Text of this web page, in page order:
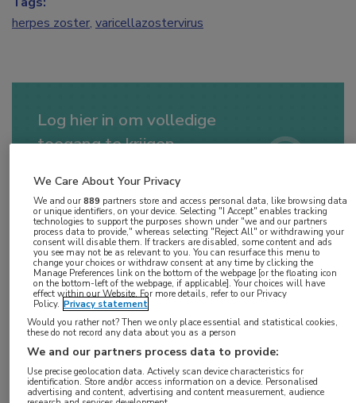
Log hier in om volledige
toegang te krijgen.
Login ofAccount maken
Opwoensdag 2 juli 2025heeft deze
uitzending live plaats gevonden. Uitzending
gemist? U kunt de webcast nu on demand
herpes zoster, varicellazostervirus
We Care About Your Privacy
We and our889 partners store and access personal data, like browsing data
or unique identifiers, on your device. Selecting "I Accept" enables tracking
technologies to support the purposes shown under "we and our partners
process data to provide," whereas selecting "Reject All" or withdrawing your
consent will disable them. If trackers are disabled, some content and ads
you see may not be as relevant to you. You can resurface this menu to
change your choices or withdraw consent at any time by clicking the
Manage Preferences link on the bottom of the webpage [or the floating icon
on the bottom-left of the webpage, if applicable]. Your choices will have
effect within our Website. For more details, refer to our Privacy
Policy. Privacy statement
Would you rather not? Then we only place essential and statistical cookies,
these do not record any data about you as a person
We and our partners process data to provide:
Use precise geolocation data. Actively scan device characteristics for
identification. Store and/or access information on a device. Personalised
advertising and content, advertising and content measurement, audience